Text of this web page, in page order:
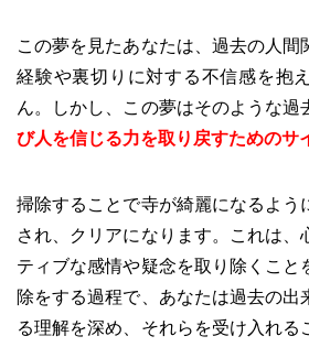
この夢を見たあなたは、過去の人間
経験や裏切りに対する不信感を抱
ん。しかし、この夢はそのような過
び人を信じる力を取り戻すためのサ
掃除することで寺が綺麗になるよう
され、クリアになります。これは、
ティブな感情や疑念を取り除くこと
除をする過程で、あなたは過去の出
る理解を深め、それらを受け入れる